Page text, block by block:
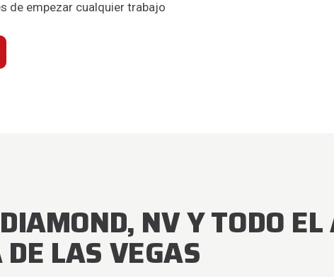
de empezar cualquier trabajo
NV Y TODO
LAS VEGAS